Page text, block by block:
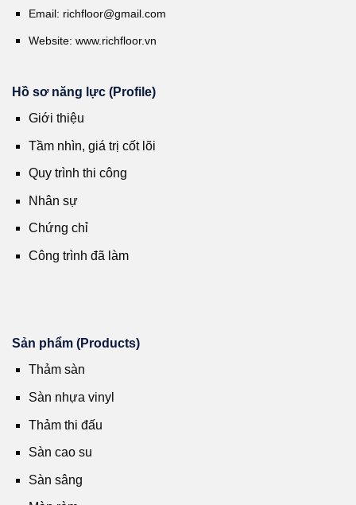
Email: richfloor@gmail.com
Website: www.richfloor.vn
Hồ sơ năng lực (Profile)
Giới thiệu
Tầm nhìn, giá trị cốt lõi
Quy trình thi công
Nhân sự
Chứng chỉ
Công trình đã làm
Sản phẩm (Products)
Thảm sàn
Sàn nhựa vinyl
Thảm thi đấu
Sàn cao su
Sàn sâng